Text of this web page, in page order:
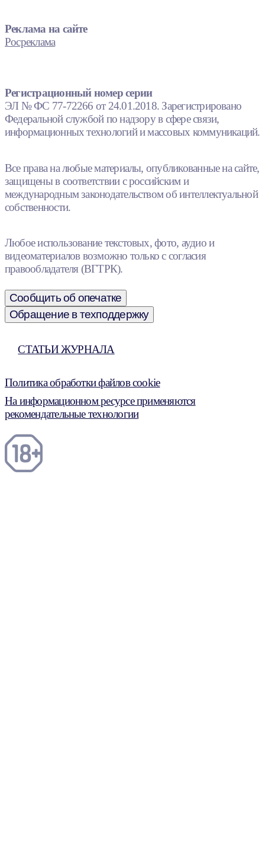
Реклама на сайте
Росреклама
Регистрационный номер серии
ЭЛ № ФС 77-72266 от 24.01.2018. Зарегистрировано
Федеральной службой по надзору в сфере связи,
информационных технологий и массовых коммуникаций.
Все права на любые материалы, опубликованные на сайте,
защищены в соответствии с российским и
международным законодательством об интеллектуальной
собственности.
Любое использование текстовых, фото, аудио и
видеоматериалов возможно только с согласия
правообладателя (ВГТРК).
Сообщить об опечатке
Обращение в техподдержку
СТАТЬИ ЖУРНАЛА
Политика обработки файлов cookie
На информационном ресурсе применяются
рекомендательные технологии